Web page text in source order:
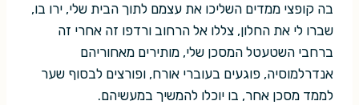
בה קופצי ממדים השליכו את עצמם לתוך הבית שלי, ירו בו,
שברו לי את החלון, צללו אל הרחוב ורדפו זה אחרי זה
ברחבי השטעטל המסכן שלי, מותירים מאחוריהם
אנדרלמוסיה, פוגעים בעוברי אורח, ופורצים לבסוף שער
לממד מסכן אחר, בו יוכלו להמשיך במעשיהם.